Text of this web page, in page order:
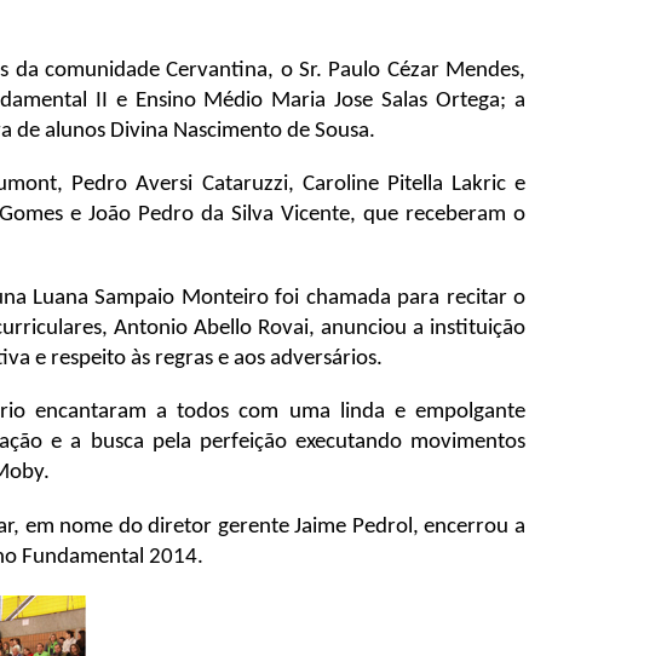
comunidade Cervantina, o Sr. Paulo Cézar Mendes,
II e Ensino Médio Maria Jose Salas Ortega; a
alunos Divina Nascimento de Sousa.
Pedro Aversi Cataruzzi, Caroline Pitella Lakric e
e João Pedro da Silva Vicente, que receberam o
Luana Sampaio Monteiro foi chamada para recitar o
Antonio Abello Rovai, anunciou a instituição
e respeito às regras e aos adversários.
encantaram a todos com uma linda e empolgante
e a busca pela perfeição executando movimentos
em nome do diretor gerente Jaime Pedrol, encerrou a
Fundamental 2014.